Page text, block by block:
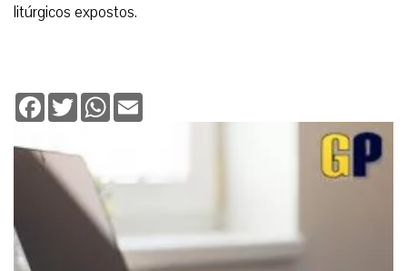
litúrgicos expostos.
Facebook
TwitterWhatsApp